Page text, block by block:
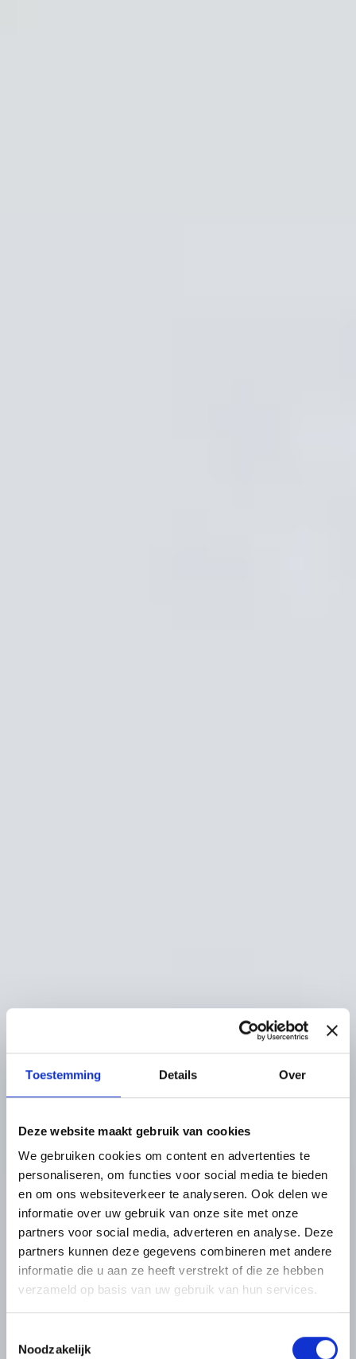
Toestemming Details Over
Deze website maakt gebruik van cookies
We gebruiken cookies om content en advertenties te
personaliseren, om functies voor social media te bieden
en om ons websiteverkeer te analyseren. Ook delen we
informatie over uw gebruik van onze site met onze
partners voor social media, adverteren en analyse. Deze
partners kunnen deze gegevens combineren met andere
informatie die u aan ze heeft verstrekt of die ze hebben
verzameld op basis van uw gebruik van hun services.
Noodzakelijk